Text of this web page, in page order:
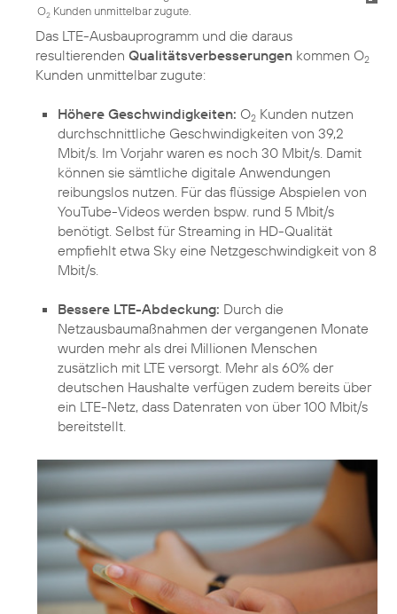
O2 Kunden unmittelbar zugute.
Das LTE-Ausbauprogramm und die daraus
resultierenden Qualitätsverbesserungen kommen O2
Kunden unmittelbar zugute:
Höhere Geschwindigkeiten: O2 Kunden nutzen
durchschnittliche Geschwindigkeiten von 39,2
Mbit/s. Im Vorjahr waren es noch 30 Mbit/s. Damit
können sie sämtliche digitale Anwendungen
reibungslos nutzen. Für das flüssige Abspielen von
YouTube-Videos werden bspw. rund 5 Mbit/s
benötigt. Selbst für Streaming in HD-Qualität
empfiehlt etwa Sky eine Netzgeschwindigkeit von 8
Mbit/s.
Bessere LTE-Abdeckung: Durch die
Netzausbaumaßnahmen der vergangenen Monate
wurden mehr als drei Millionen Menschen
zusätzlich mit LTE versorgt. Mehr als 60% der
deutschen Haushalte verfügen zudem bereits über
ein LTE-Netz, dass Datenraten von über 100 Mbit/s
bereitstellt.